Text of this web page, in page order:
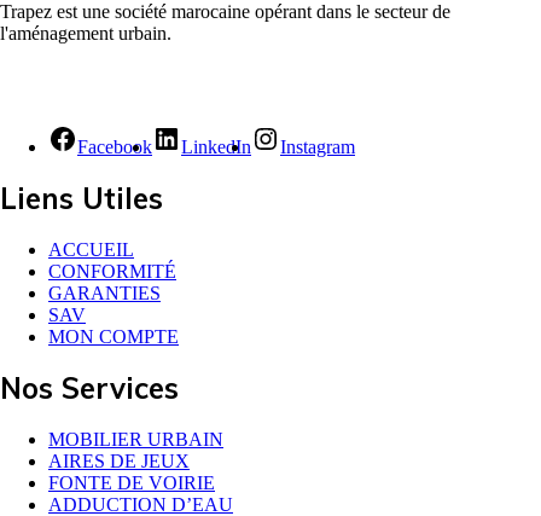
Trapez est une société marocaine opérant dans le secteur de
l'aménagement urbain.
Facebook LinkedIn Instagram
Liens Utiles
ACCUEIL
CONFORMITÉ
GARANTIES
SAV
MON COMPTE
Nos Services
MOBILIER URBAIN
AIRES DE JEUX
FONTE DE VOIRIE
ADDUCTION D’EAU